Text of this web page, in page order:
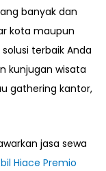
banyak dan
kota maupun
terbaik Anda
kunjugan wisata
gathering kantor,
jasa sewa
Hiace Premio